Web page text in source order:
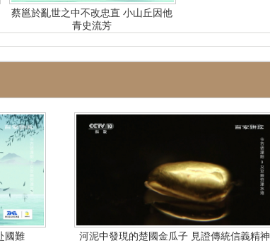
蔡邕於亂世之中不改忠直 小山丘因他
青史流芳
國難 河泥中發現的楚國金瓜子 見證傳統信義精神